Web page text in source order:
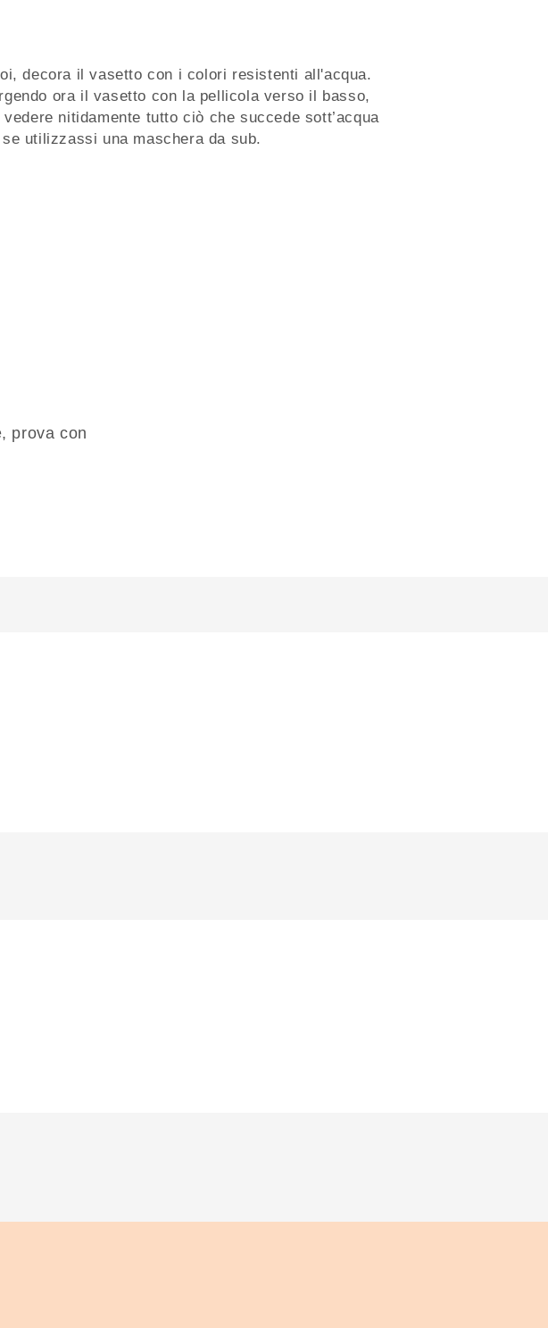
decora il vasetto con i colori resistenti all'acqua.
ora il vasetto con la pellicola verso il basso,
vedere nitidamente tutto ciò che succede sott’acqua
utilizzassi una maschera da sub.
prova con